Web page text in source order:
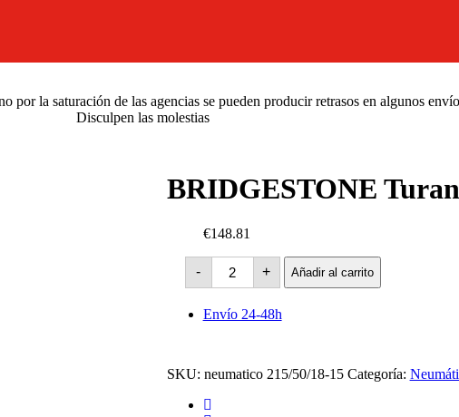
por la saturación de las agencias se pueden producir retrasos en algunos
Disculpen las molestias
BRIDGESTONE
€148.81
-
BRIDGESTONE
Turanza
T005
(AO)
-92W
+ Añadir al carrito
Envío 24-48h
SKU: neumatico 215/50/18-15 Categoría: